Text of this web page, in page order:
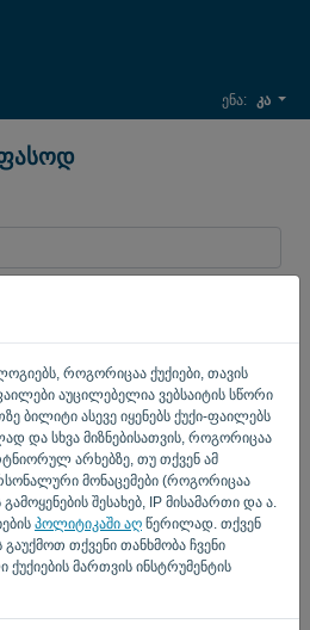
როგორიცაა ქუქიები, თავის
აუცილებელია ვებსაიტის სწორი
ბილიტი ასევე იყენებს ქუქი-ფაილებს
და სხვა მიზნებისათვის, როგორიცაა
არხებზე, თუ თქვენ ამ
მონაცემები (როგორიცაა
შესახებ, IP მისამართი და ა.
პოლიტიკაში აღ წერილად. თქვენ
თქვენი თანხმობა ჩვენი
მართვის ინსტრუმენტის
ენა: კა
ჩემი პროდუქციის
მარკეტინგული განახლებ.